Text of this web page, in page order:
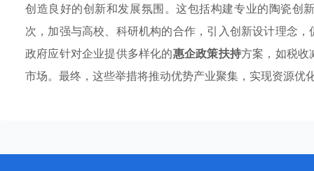
创造良好的创新和发展氛围。这包括构建专业的陶瓷创
次，加强与高校、科研机构的合作，引入创新设计理念
政府应针对企业提供多样化的惠企政策扶持方案，如税收
市场。最终，这些举措将推动优势产业聚集，实现资源